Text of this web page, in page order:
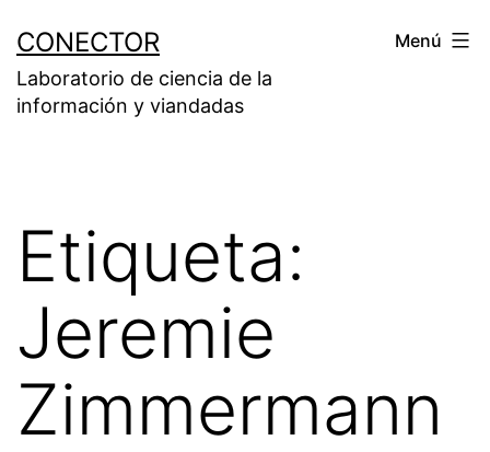
contenido
CONECTOR
Laboratorio de ciencia de la
información y viandadas
Menú
Etiqueta:
Jeremie
Zimmermann